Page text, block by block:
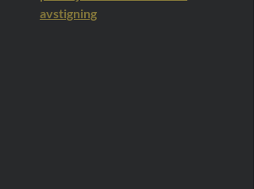
avstigning